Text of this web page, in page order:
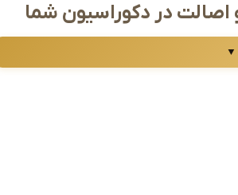
در دکوراسیون شما
به میان می‌آید، بدون شک مبل کلاسیک جایگاه
از هنر، ظرافت و شکوه را در فضای خانه ایجاد
▼